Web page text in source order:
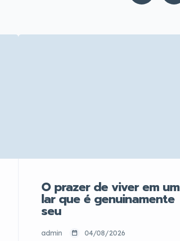
O prazer de viver em um
lar que é genuinamente
seu
admin 04/08/2026